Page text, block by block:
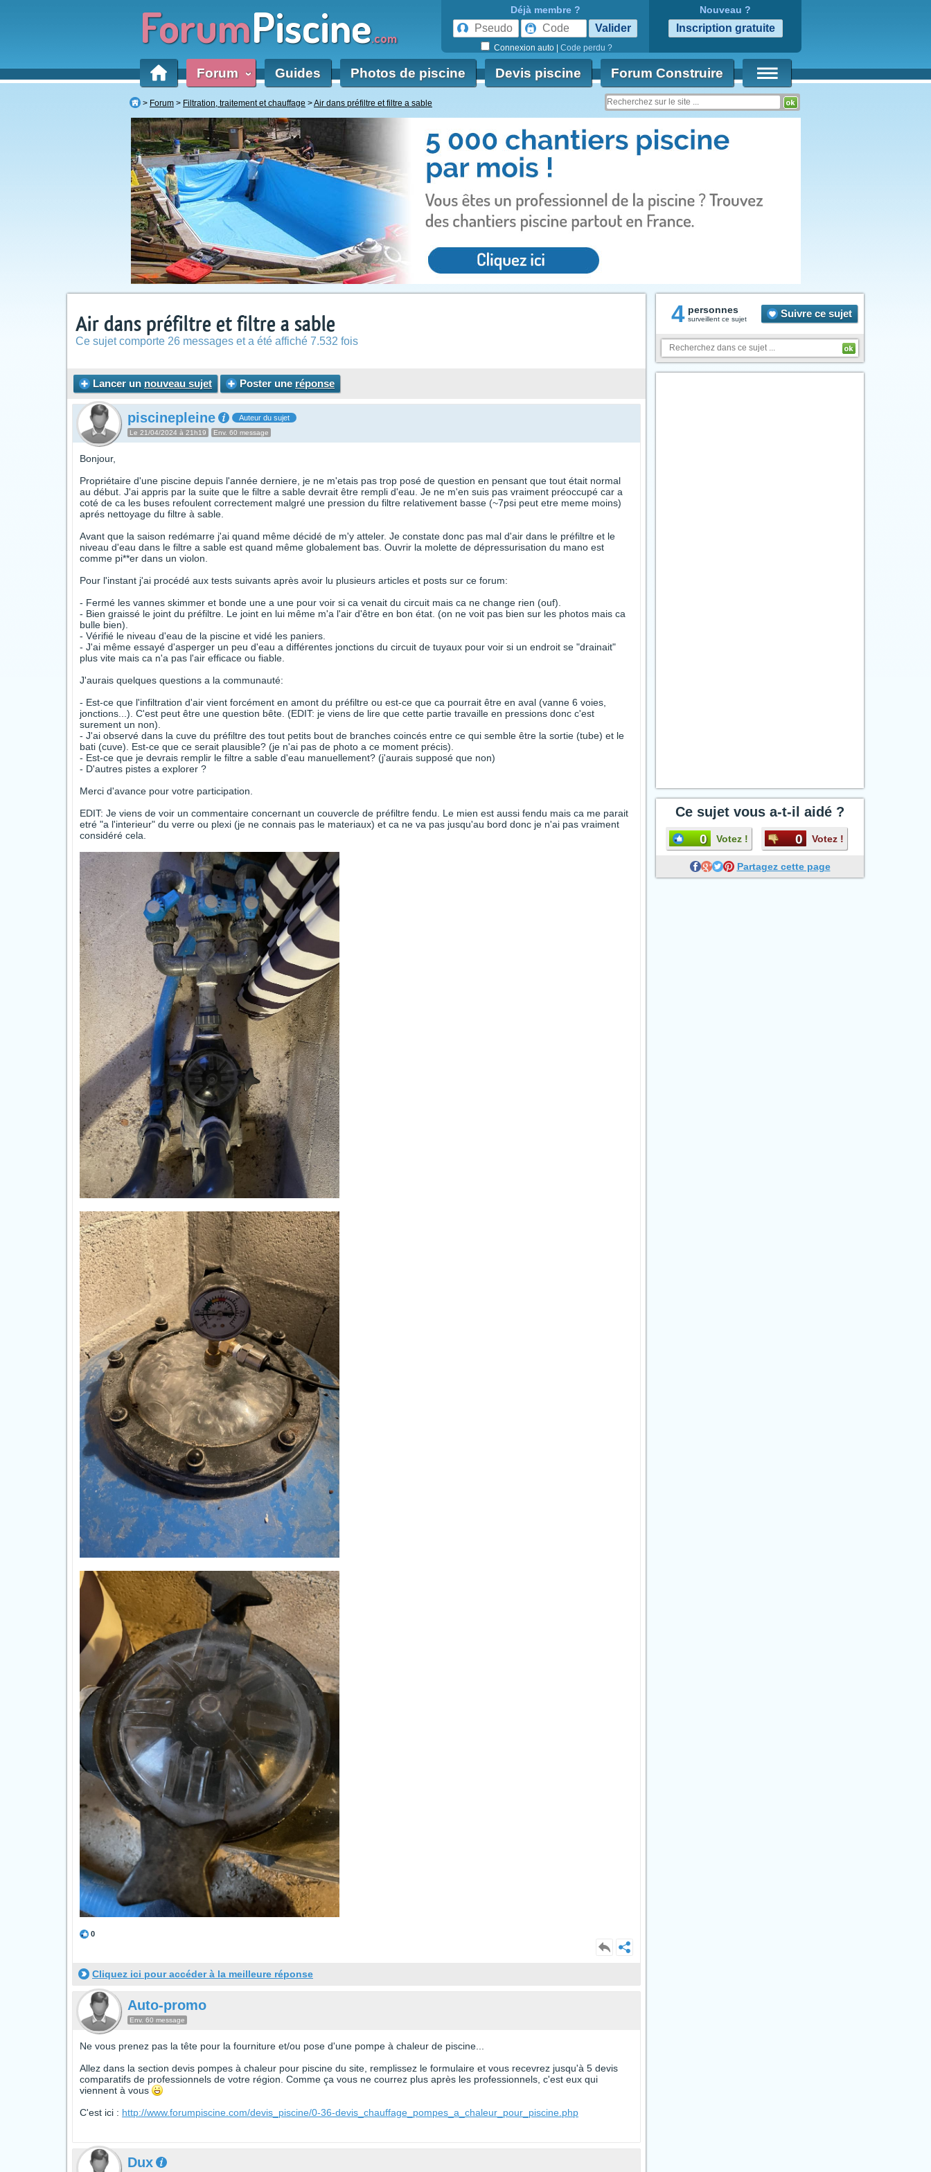
ForumPiscine.com
Déjà membre ?
Connexion auto Code perdu ?
Nouveau ?
Forum ‹ Guides Photos de piscine Devis piscine Forum Construire
Forum Filtration, traitement et chauffage Air dans préfiltre et filtre a sable
Air dans préfiltre et filtre a sable
Ce sujet comporte 26 messages et a été affiché 7.532 fois
Lancer un nouveau sujet Poster une réponse
piscinepleine Auteur du sujet
Le 21/04/2024 à 21h19 Env. 60 message
Bonjour,
Propriétaire d'une piscine depuis l'année derniere, je ne m'etais pas trop posé de question en pensant que tout était normal
au début. J'ai appris par la suite que le filtre a sable devrait être rempli d'eau. Je ne m'en suis pas vraiment préoccupé car a
coté de ca les buses refoulent correctement malgré une pression du filtre relativement basse (~7psi peut etre meme moins)
aprés nettoyage du filtre à sable.
Avant que la saison redémarre j'ai quand même décidé de m'y atteler. Je constate donc pas mal d'air dans le préfiltre et le
niveau d'eau dans le filtre a sable est quand même globalement bas. Ouvrir la molette de dépressurisation du mano est
comme pi**er dans un violon.
Pour l'instant j'ai procédé aux tests suivants après avoir lu plusieurs articles et posts sur ce forum:
- Fermé les vannes skimmer et bonde une a une pour voir si ca venait du circuit mais ca ne change rien (ouf).
- Bien graissé le joint du préfiltre. Le joint en lui même m'a l'air d'être en bon état. (on ne voit pas bien sur les photos mais ca
bulle bien).
- Vérifié le niveau d'eau de la piscine et vidé les paniers.
- J'ai même essayé d'asperger un peu d'eau a différentes jonctions du circuit de tuyaux pour voir si un endroit se "drainait"
plus vite mais ca n'a pas l'air efficace ou fiable.
J'aurais quelques questions a la communauté:
- Est-ce que l'infiltration d'air vient forcément en amont du préfiltre ou est-ce que ca pourrait être en aval (vanne 6 voies,
jonctions...). C'est peut être une question bête. (EDIT: je viens de lire que cette partie travaille en pressions donc c'est
surement un non).
- J'ai observé dans la cuve du préfiltre des tout petits bout de branches coincés entre ce qui semble être la sortie (tube) et le
bati (cuve). Est-ce que ce serait plausible? (je n'ai pas de photo a ce moment précis).
- Est-ce que je devrais remplir le filtre a sable d'eau manuellement? (j'aurais supposé que non)
- D'autres pistes a explorer ?
Merci d'avance pour votre participation.
EDIT: Je viens de voir un commentaire concernant un couvercle de préfiltre fendu. Le mien est aussi fendu mais ca me parait
etré "a l'interieur" du verre ou plexi (je ne connais pas le materiaux) et ca ne va pas jusqu'au bord donc je n'ai pas vraiment
considéré cela.
0
Cliquez ici pour accéder à la meilleure réponse
Auto-promo
Env. 60 message
Ne vous prenez pas la tête pour la fourniture et/ou pose d'une pompe à chaleur de piscine...
Allez dans la section devis pompes à chaleur pour piscine du site, remplissez le formulaire et vous recevrez jusqu'à 5 devis
comparatifs de professionnels de votre région. Comme ça vous ne courrez plus après les professionnels, c'est eux qui
viennent à vous
C'est ici : http://www.forumpiscine.com/devis_piscine/0-36-devis_chauffage_pompes_a_chaleur_pour_piscine.php
Dux
4 personnes
surveillent ce sujet Suivre ce sujet
Ce sujet vous a-t-il aidé ?
0 Votez ! 0 Votez !
Partagez cette page